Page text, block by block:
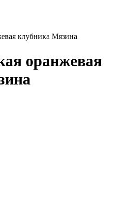
клубника Мязина
оранжевая